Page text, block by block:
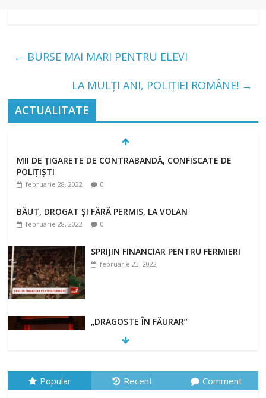
← BURSE MAI MARI PENTRU ELEVI
LA MULȚI ANI, POLIȚIEI ROMÂNE! →
ACTUALITATE
MII DE ȚIGARETE DE CONTRABANDĂ, CONFISCATE DE
POLIȚIȘTI
februarie 28, 2022 0
BĂUT, DROGAT ȘI FĂRĂ PERMIS, LA VOLAN
februarie 28, 2022 0
SPRIJIN FINANCIAR PENTRU FERMIERI
februarie 23, 2022
„DRAGOSTE ÎN FĂURAR”
NOUL COD RUTIER A INTRAT ÎN VIGOARE!
Popular Recent Comment